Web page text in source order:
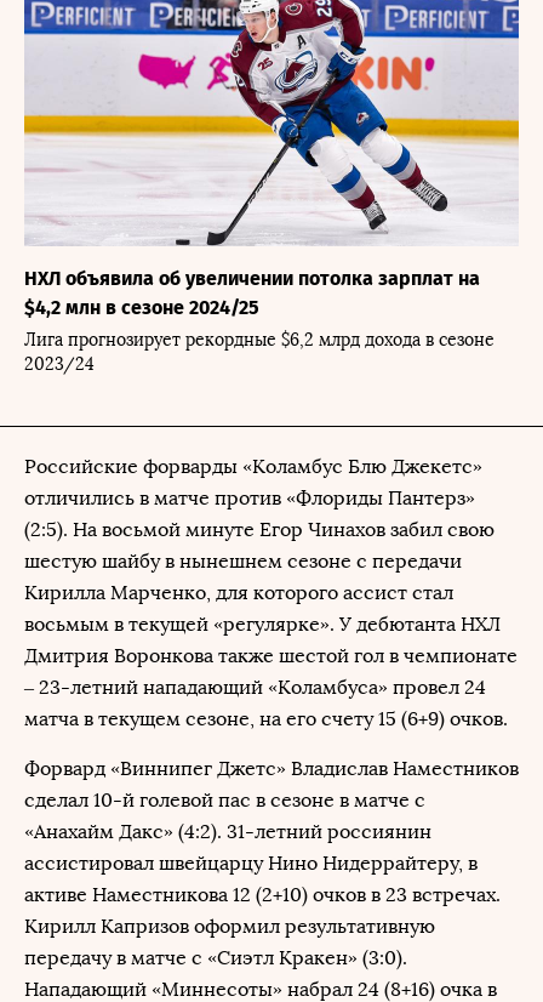
НХЛ объявила об увеличении потолка зарплат на
$4,2 млн в сезоне 2024/25
Лига прогнозирует рекордные $6,2 млрд дохода в сезоне
2023/24
Российские форварды «Коламбус Блю Джекетс»
отличились в матче против «Флориды Пантерз»
(2:5). На восьмой минуте Егор Чинахов забил свою
шестую шайбу в нынешнем сезоне с передачи
Кирилла Марченко, для которого ассист стал
восьмым в текущей «регулярке». У дебютанта НХЛ
Дмитрия Воронкова также шестой гол в чемпионате
– 23-летний нападающий «Коламбуса» провел 24
матча в текущем сезоне, на его счету 15 (6+9) очков.
Форвард «Виннипег Джетс» Владислав Наместников
сделал 10-й голевой пас в сезоне в матче с
«Анахайм Дакс» (4:2). 31-летний россиянин
ассистировал швейцарцу Нино Нидеррайтеру, в
активе Наместникова 12 (2+10) очков в 23 встречах.
Кирилл Капризов оформил результативную
передачу в матче с «Сиэтл Кракен» (3:0).
Нападающий «Миннесоты» набрал 24 (8+16) очка в